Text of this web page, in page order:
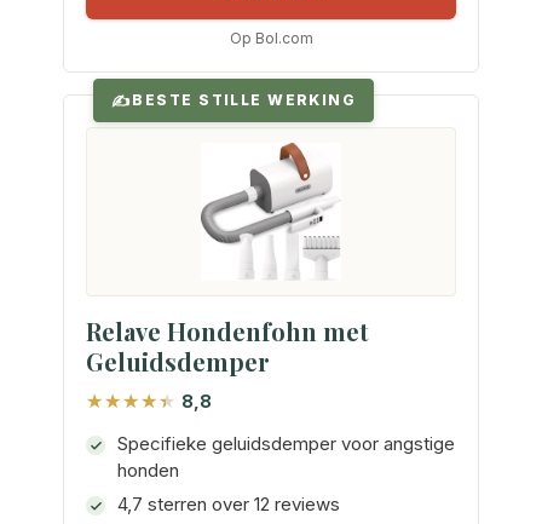
Op Bol.com
BESTE STILLE WERKING
Relave Hondenfohn met
Geluidsdemper
8,8
Specifieke geluidsdemper voor angstige
honden
4,7 sterren over 12 reviews